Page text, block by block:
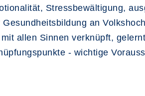
Stressbewältigung,
an
allen Sinnen verknüpft,
- wichtige